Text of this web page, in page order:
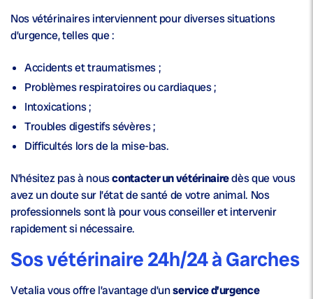
Nos vétérinaires interviennent pour diverses situations
d’urgence, telles que :
Accidents et traumatismes ;
Problèmes respiratoires ou cardiaques ;
Intoxications ;
Troubles digestifs sévères ;
Difficultés lors de la mise-bas.
N’hésitez pas à nouscontacter un vétérinairedès que vous
avez un doute sur l’état de santé de votre animal. Nos
professionnels sont là pour vous conseiller et intervenir
rapidement si nécessaire.
Sos vétérinaire 24h/24 à Garches
Vetalia vous offre l’avantage d’unservice d’urgence